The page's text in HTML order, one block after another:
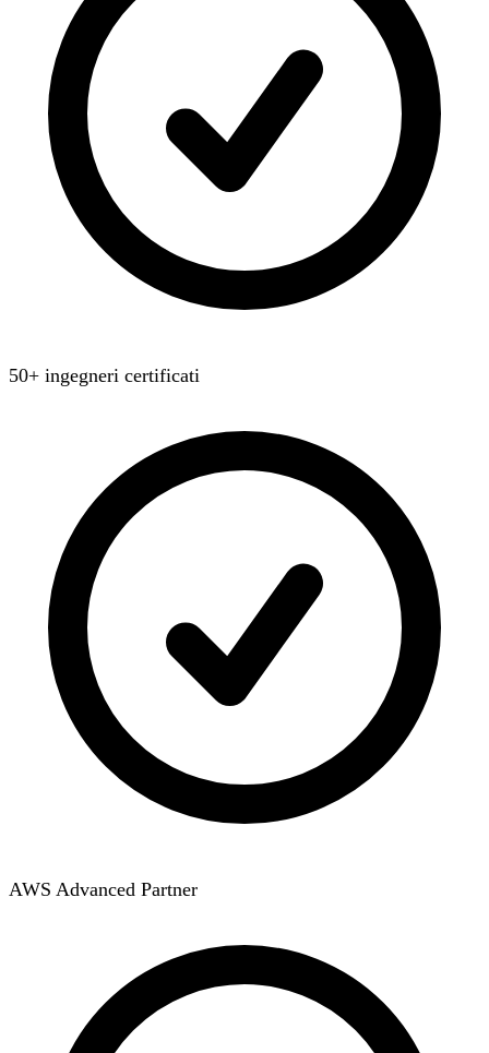
50+ ingegneri certificati
AWS Advanced Partner